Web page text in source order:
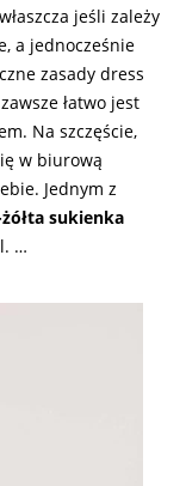
jeśli zależy
a jednocześnie
zasady dress
łatwo jest
Na szczęście,
w biurową
Jednym z
sukienka
…